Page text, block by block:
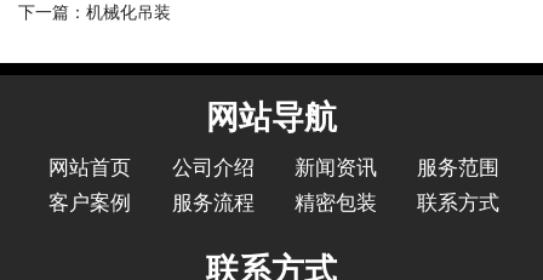
下一篇： 机械化吊装
网站导航
网站首页 公司介绍 新闻资讯
服务范围
客户案例
服务流程 精密包装 联系方式
联系方式